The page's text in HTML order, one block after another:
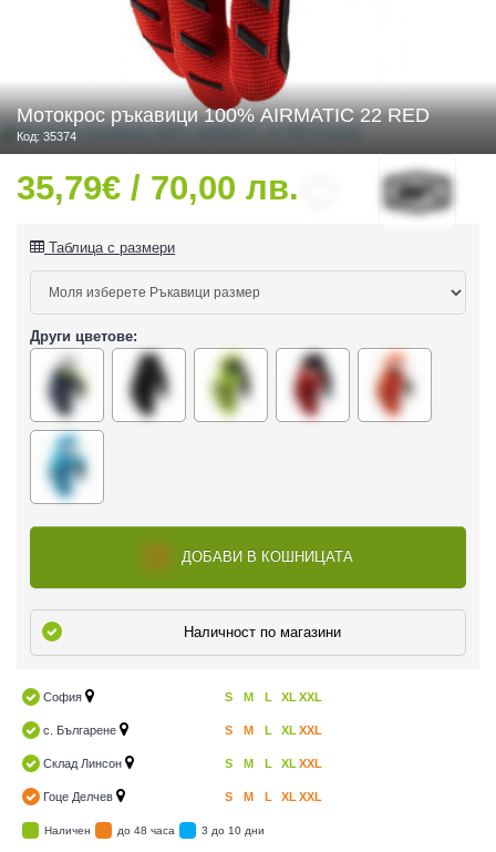
ЕКИПИРОВКА
Мотокрос ръкавици 100% AIRMATIC 22 RED
Код: 35374
35,79€ / 70,00 лв.
Таблица с размери
Други цветове:
ДОБАВИ В КОШНИЦАТА
Наличност по магазини
София S M L XL XXL
с. Българене S M L XL XXL
Склад Линсон S M L XL XXL
Гоце Делчев S M L XL XXL
Наличен до 48 часа 3 до 10 дни